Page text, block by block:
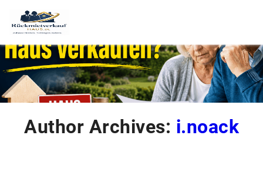
Author Archives: i.noack